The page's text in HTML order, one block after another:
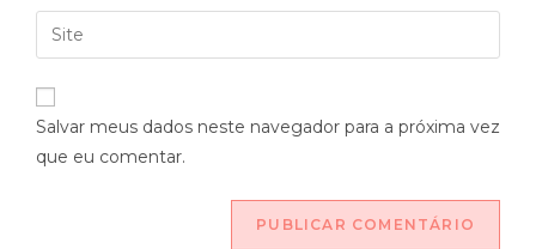
Salvar meus dados neste navegador para a próxima vez
que eu comentar.